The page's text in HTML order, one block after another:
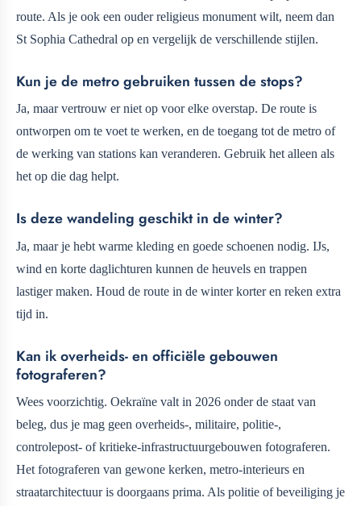
route. Als je ook een ouder religieus monument wilt, neem dan
St Sophia Cathedral op en vergelijk de verschillende stijlen.
Kun je de metro gebruiken tussen de stops?
Ja, maar vertrouw er niet op voor elke overstap. De route is
ontworpen om te voet te werken, en de toegang tot de metro of
de werking van stations kan veranderen. Gebruik het alleen als
het op die dag helpt.
Is deze wandeling geschikt in de winter?
Ja, maar je hebt warme kleding en goede schoenen nodig. IJs,
wind en korte daglichturen kunnen de heuvels en trappen
lastiger maken. Houd de route in de winter korter en reken extra
tijd in.
Kan ik overheids- en officiële gebouwen
fotograferen?
Wees voorzichtig. Oekraïne valt in 2026 onder de staat van
beleg, dus je mag geen overheids-, militaire, politie-,
controlepost- of kritieke-infrastructuurgebouwen fotograferen.
Het fotograferen van gewone kerken, metro-interieurs en
straatarchitectuur is doorgaans prima. Als politie of beveiliging je